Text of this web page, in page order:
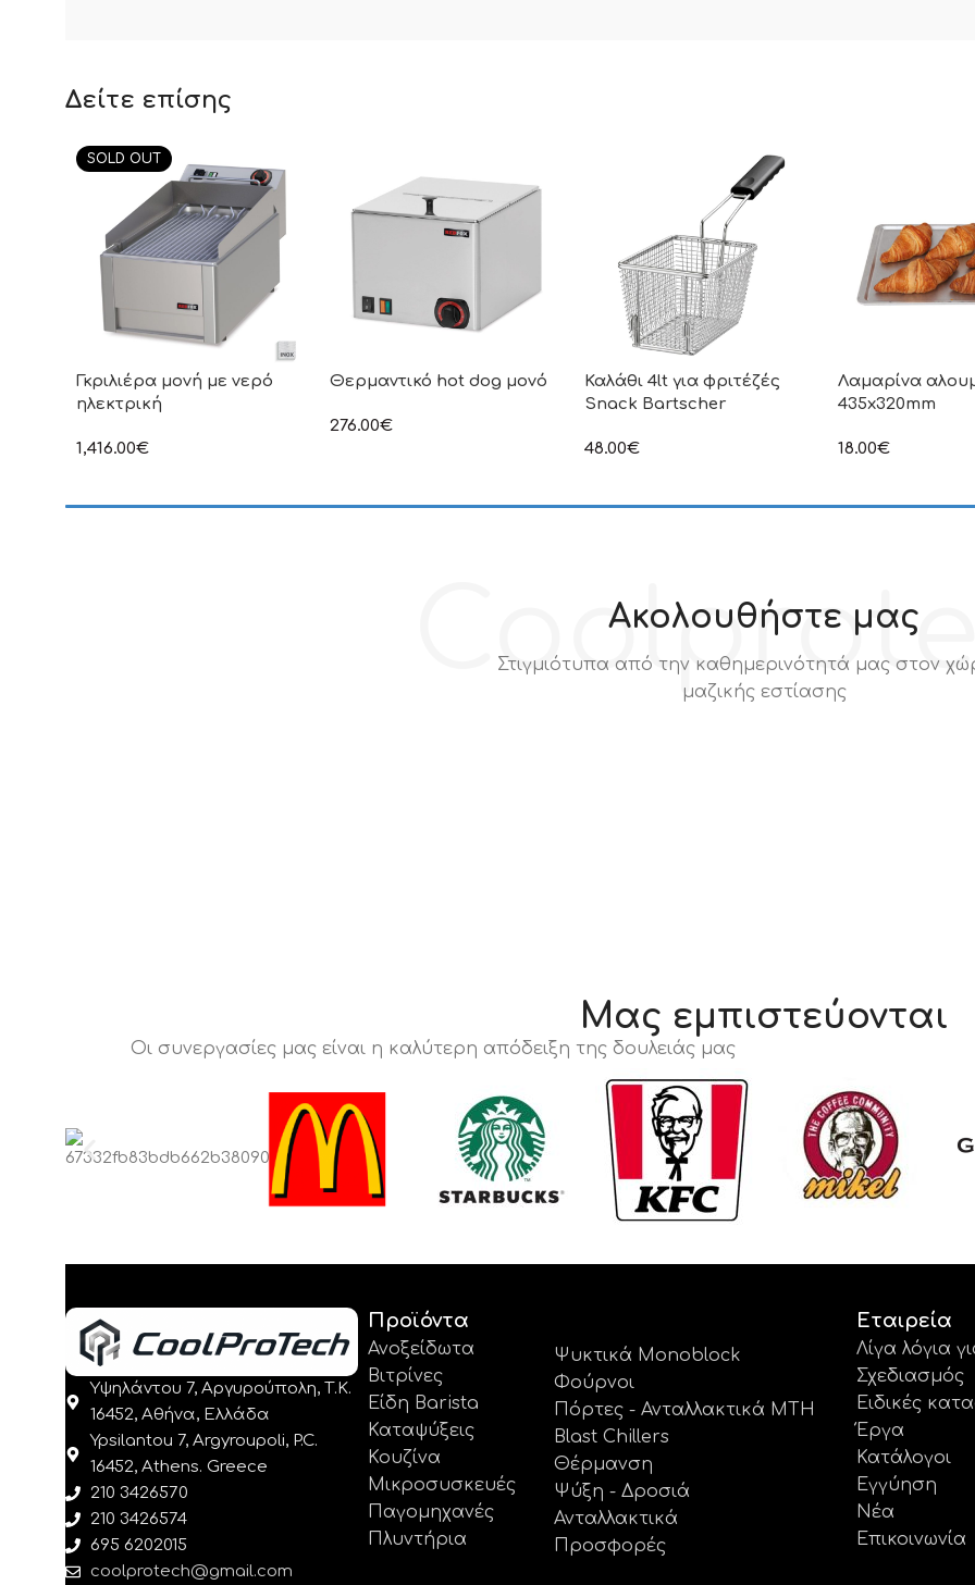
Δείτε επίσης
SOLD OUT
Γκριλιέρα μονή με νερό
ηλεκτρική
1,416.00€
Θερμαντικό hot dog μονό
276.00€
Καλάθι 4lt για φριτέζές
Snack Bartscher
48.00€
Λαμαρίνα
435x320mm
18.00€
Ακολουθήστε μας
Στιγμιότυπα από την καθημερινότητά μας στον
μαζικής εστίασης
Μας εμπιστεύονται
Οι συνεργασίες μας είναι η καλύτερη απόδειξη της δουλειάς μας
Υψηλάντου 7, Αργυρούπολη, Τ.Κ.
16452, Αθήνα, Ελλάδα
Ypsilantou 7, Argyroupoli, P.C.
16452, Athens. Greece
210 3426570
210 3426574
695 6202015
coolprotech@gmail.com
Προϊόντα
Ανοξείδωτα
Βιτρίνες
Είδη Barista
Καταψύξεις
Κουζίνα
Μικροσυσκευές
Παγομηχανές
Πλυντήρια
Ψυκτικά Monoblock
Φούρνοι
Πόρτες - Ανταλλακτικά MTH
Blast Chillers
Θέρμανση
Ψύξη - Δροσιά
Ανταλλακτικά
Προσφορές
Εταιρεία
Λίγα λόγια
Σχεδιασμός
Ειδικές
Έργα
Κατάλογοι
Εγγύηση
Νέα
Επικοινωνία